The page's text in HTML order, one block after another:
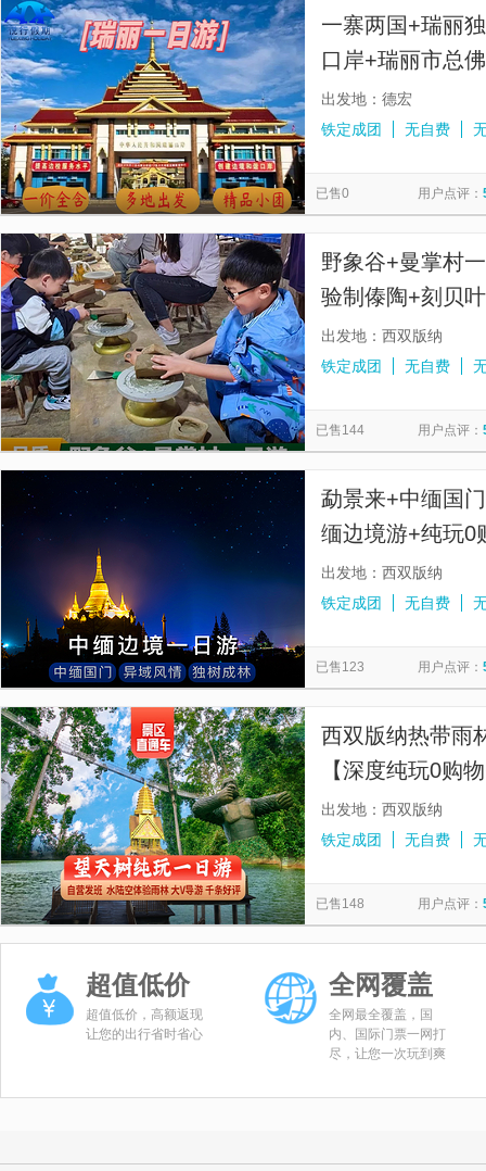
一寨两国+瑞丽
口岸+瑞丽市总
拼小团】
出发地：德宏
铁定成团
无自费
已售0 用户点评：
野象谷+曼掌村
验制傣陶+刻贝
出发地：西双版纳
铁定成团
无自费
已售144 用户点评：
勐景来+中缅国
缅边境游+纯玩0
域风情+大V导游
出发地：西双版纳
铁定成团
无自费
已售123 用户点评：
西双版纳热带雨
【深度纯玩0购
+水陆空体验原
出发地：西双版纳
铁定成团
无自费
已售148 用户点评：
超值低价
超值低价，高额返现
让您的出行省时省心
全网覆盖
全网最全覆盖，国
内、国际门票一网打
尽，让您一次玩到爽